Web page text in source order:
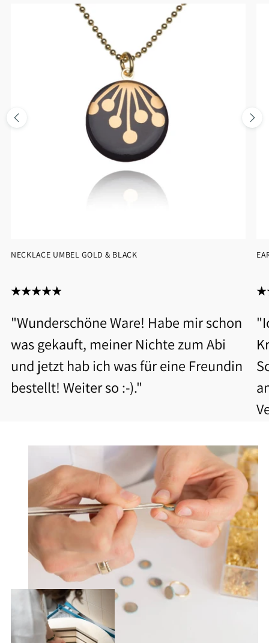
"Wunderschöne Ware! Habe mir schon
was gekauft, meiner Nichte zum Abi
und jetzt hab ich was für eine Freundin
bestellt! Weiter so :-)."
NECKLACE UMBEL GOLD & BLACK